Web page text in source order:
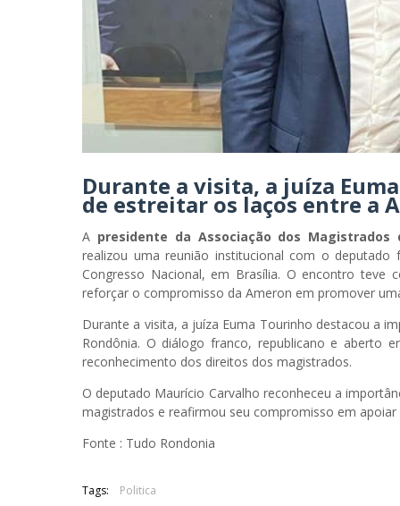
Durante a visita, a juíza
de estreitar os laços entre a
A presidente da Associação dos Magistrados
realizou uma reunião institucional com o deputado
Congresso Nacional, em Brasília. O encontro
reforçar o compromisso da Ameron em promover
Durante a visita, a juíza Euma Tourinho destacou a
Rondônia. O diálogo franco, republicano e aberto
reconhecimento dos direitos dos magistrados.
O deputado Maurício Carvalho reconheceu a
magistrados e reafirmou seu compromisso em apoiar
Fonte : Tudo Rondonia
Tags: Politica